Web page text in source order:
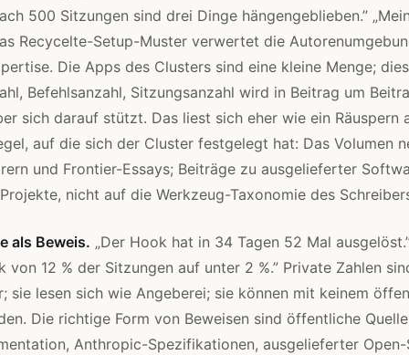
500 Sitzungen sind drei Dinge hängengeblieben.”
Recycelte-Setup-Muster verwertet die
Die Apps des Clusters sind eine kleine Menge;
Befehlsanzahl, Sitzungsanzahl wird in Beitrag um
sich darauf stützt. Das liest sich eher wie ein Räuspern
auf die sich der Cluster festgelegt hat: Das Volumen
und Frontier-Essays; Beiträge zu ausgelieferter
nicht auf die Werkzeug-Taxonomie des
als Beweis. „Der Hook hat in 34 Tagen 52 Mal
von 12 % der Sitzungen auf unter 2 %.” Private Zahlen
sie lesen sich wie Angeberei; sie können mit keinem
Die richtige Form von Beweisen sind öffentliche
Anthropic-Spezifikationen, ausgelieferter